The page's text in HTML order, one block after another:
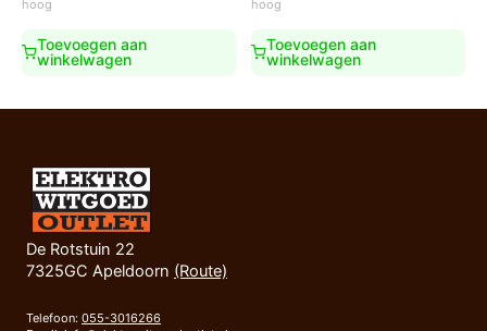
€799,00.
€649,00.
hoog
Toevoegen aan
winkelwagen
€649,00.
€575,00.
hoog
Toevoegen aan
winkelwagen
De Rotstuin 22
7325GC Apeldoorn (Route)
Telefoon: 055-3016266